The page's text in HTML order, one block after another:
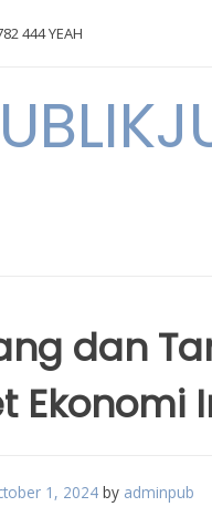
444 YEAH
dan
Ekonomi
1, 2024 by adminpub